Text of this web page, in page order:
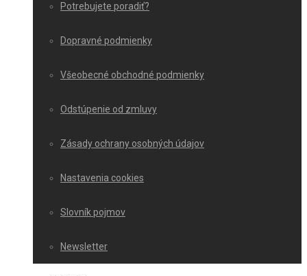
Potrebujete poradiť?
Dopravné podmienky
Všeobecné obchodné podmienky
Odstúpenie od zmluvy
Zásady ochrany osobných údajov
Nastavenia cookies
Slovník pojmov
Newsletter